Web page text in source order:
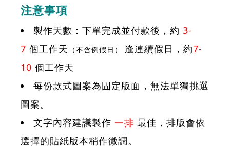
注意事項
製作天數：下單完成並付款後，約 3-
7 個工作天 （不含例假日） 逢連續假日，約7-
10 個工作天
每份款式圖案為固定版面，無法單獨挑選
圖案。
文字內容建議製作 一排 最佳，排版會依
選擇的貼紙版本稍作微調。